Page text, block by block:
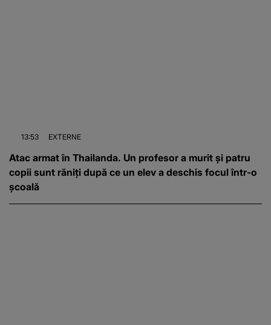
13:53 EXTERNE
Atac armat în Thailanda. Un profesor a murit și patru
copii sunt răniți după ce un elev a deschis focul într-o
școală